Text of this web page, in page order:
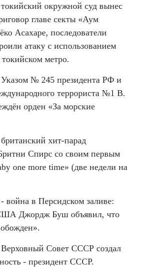
окружной суд вынес
главе секты «Аум
Асахаре, последователи
атаку с использованием
токийском метро.
№ 245 президента РФ и
террориста №1 В.
орден «За морские
хит-парад
Спирс со своим первым
one more time» (две недели на
война в Персидском заливе:
Джордж Буш объявил, что
Совет СССР создал
- президент СССР.